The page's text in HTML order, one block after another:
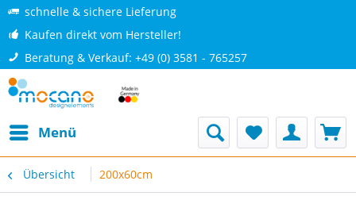
schnelle & sichere Lieferung
Kaufen direkt vom Hersteller!
Beratung & Verkauf: +49 (0) 3581 - 765257
Menü
Übersicht 200x60cm